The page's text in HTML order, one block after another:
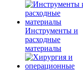
Инструменты и
расходные
материалы